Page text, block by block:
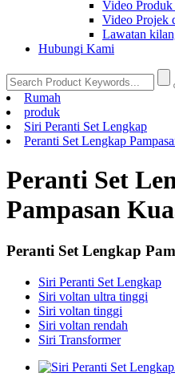
Video
Video Projek
Lawatan
Hubungi Kami
Rumah
produk
Siri Peranti Set Lengkap
Peranti Set Lengkap
Peranti Set
Pampasan
Peranti Set Lengkap
Siri Peranti Set Lengkap
Siri voltan ultra tinggi
Siri voltan tinggi
Siri voltan rendah
Siri Transformer